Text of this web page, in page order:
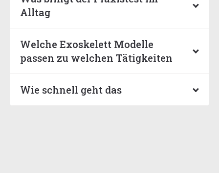
Alltag
Welche Exoskelett Modelle
passen zu welchen Tätigkeiten
Wie schnell geht das